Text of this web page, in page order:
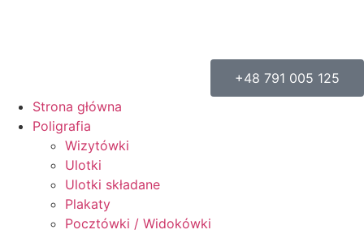
+48 791 005 125
Strona główna
Poligrafia
Wizytówki
Ulotki
Ulotki składane
Plakaty
Pocztówki / Widokówki